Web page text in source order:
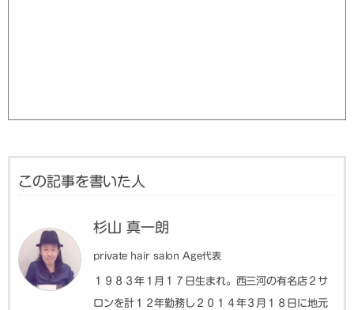
この記事を書いた人
杉山 真一朗
private hair salon Age代表
１９８３年１月１７日生まれ。西三河の有名店２サ
ロンを計１２年勤務し２０１４年３月１８日に地元